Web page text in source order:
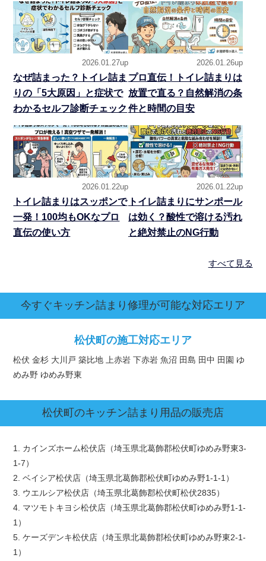
2026.01.27up
なぜ詰まった？トイレ詰ま
りの「5大原因」と症状で
わかるセルフ診断チェック
2026.01.26up
プロ直伝！トイレ詰まりは
放置で直る？自然解消の条
件と時間の目安
2026.01.22up
トイレ詰まりはスッポンで
一発！100均もOKなプロ
直伝の使い方
2026.01.22up
トイレ詰まりにサンポール
は効く？酸性で溶ける汚れ
と絶対禁止のNG行動
すべて見る
今すぐキッチン詰まり修理が可能な対応エリア
松伏町の施工対応エリア
松伏 金杉 大川戸 築比地 上赤岩 下赤岩 魚沼 田島 田中 田園 ゆ
めみ野 ゆめみ野東
松伏町のキッチン詰まり用品の販売店
1. カインズホーム松伏店（埼玉県北葛飾郡松伏町ゆめみ野東3-
1-7）
2. ベイシア松伏店（埼玉県北葛飾郡松伏町ゆめみ野1-1-1）
3. ウエルシア松伏店（埼玉県北葛飾郡松伏町松伏2835）
4. マツモトキヨシ松伏店（埼玉県北葛飾郡松伏町ゆめみ野1-1-
1）
5. ケーズデンキ松伏店（埼玉県北葛飾郡松伏町ゆめみ野東2-1-
1）